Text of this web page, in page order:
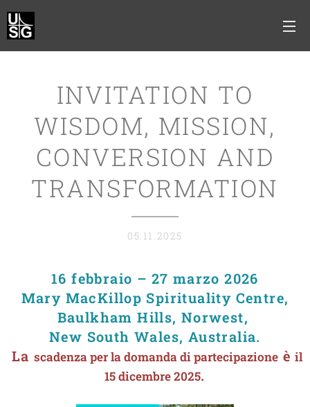
INVITATION TO
WISDOM, MISSION,
CONVERSION AND
TRANSFORMATION
05.11.2025
16 febbraio – 27 marzo 2026
Mary MacKillop Spirituality Centre,
Baulkham Hills, Norwest,
New South Wales, Australia.
Lascadenza per la domanda di partecipazione èil
15 dicembre 2025.